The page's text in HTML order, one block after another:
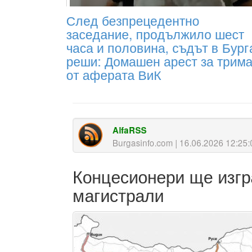
След безпрецедентно
заседание, продължило шест
часа и половина, съдът в
реши: Домашен арест за трима
от аферата ВиК
AlfaRSS
Burgasinfo.com | 16.06.2026
Концесионери ще
магистрали